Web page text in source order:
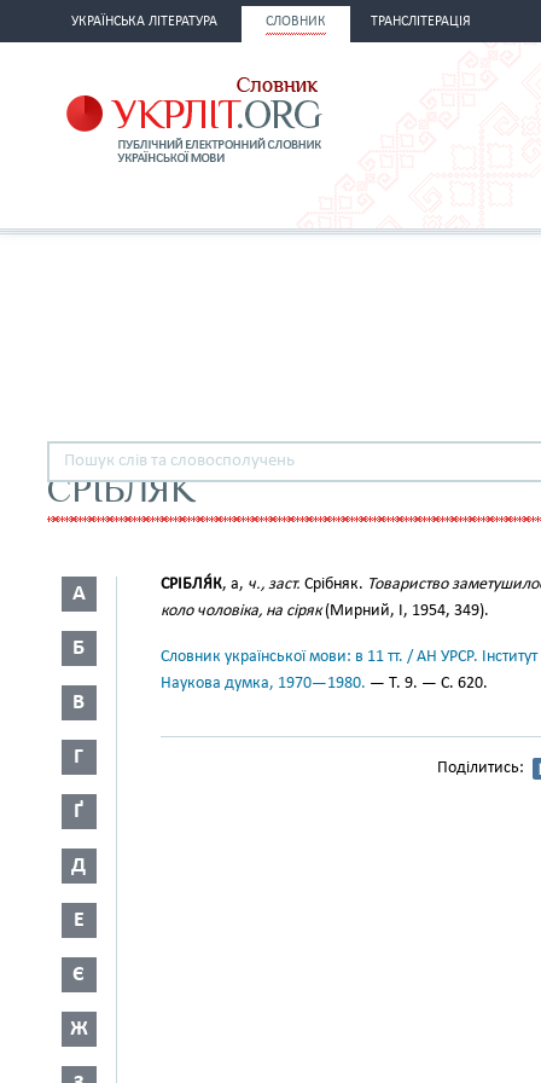
УКРАЇНСЬКА ЛІТЕРАТУРА СЛОВНИК ТРАНСЛІТЕРАЦІЯ
СРІБЛЯК
А
Б
В
Г
Ґ
Д
Е
Є
Ж
СРІБЛЯ́К, а, ч., заст. Срібняк. Товариство
коло чоловіка, на сіряк(Мирний, І, 1954, 349).
Словник української мови: в 11 тт. / АН УРСР.
Наукова думка, 1970—1980. — Т. 9. — С. 620.
Поділитись: